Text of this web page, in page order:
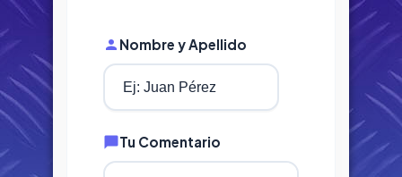
Nombre y Apellido
Tu Comentario